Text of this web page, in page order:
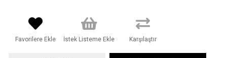
Favorilere Ekle İstek Listeme Ekle Karşılaştır